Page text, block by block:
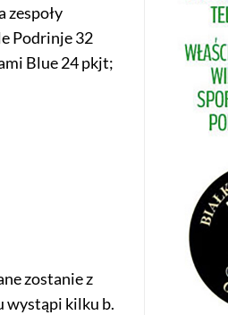
zespoły
Podrinje 32
Blue 24 pkjt;
zostanie z
wystąpi kilku b.